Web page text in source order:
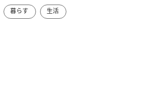
暮らす 生活